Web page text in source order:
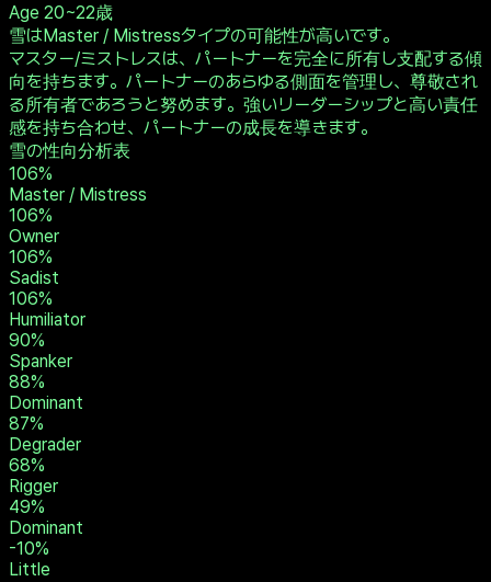
Age20~22歳
雪はMaster / Mistressタイプの可能性が高いです。
マスター/ミストレスは、パートナーを完全に所有し支配する傾
向を持ちます。パートナーのあらゆる側面を管理し、尊敬され
る所有者であろうと努めます。強いリーダーシップと高い責任
感を持ち合わせ、パートナーの成長を導きます。
雪の性向分析表
106%
Master / Mistress
106%
Owner
106%
Sadist
106%
Humiliator
90%
Spanker
88%
Dominant